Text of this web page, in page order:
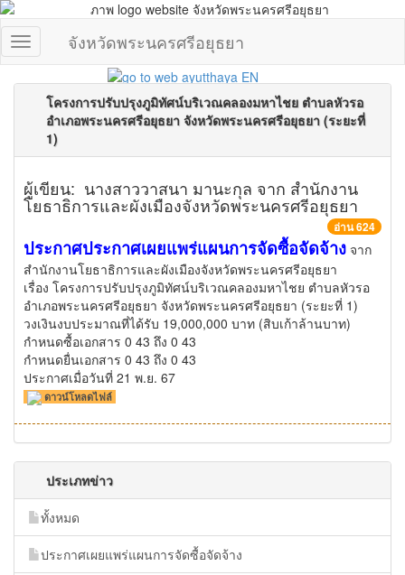
จังหวัดพระนครศรีอยุธยา
โครงการปรับปรุงภูมิทัศน์บริเวณคลองมหาไชย ตำบลหัวรอ
อำเภอพระนครศรีอยุธยา จังหวัดพระนครศรีอยุธยา (ระยะที่
1)
ผู้เขียน: นางสาววาสนา มานะกุล จาก สำนักงาน
โยธาธิการและผังเมืองจังหวัดพระนครศรีอยุธยา
อ่าน 624
ประกาศประกาศเผยแพร่แผนการจัดซื้อจัดจ้าง จาก
สำนักงานโยธาธิการและผังเมืองจังหวัดพระนครศรีอยุธยา
เรื่อง โครงการปรับปรุงภูมิทัศน์บริเวณคลองมหาไชย ตำบลหัวรอ
อำเภอพระนครศรีอยุธยา จังหวัดพระนครศรีอยุธยา (ระยะที่ 1)
วงเงินงบประมาณที่ได้รับ 19,000,000 บาท (สิบเก้าล้านบาท)
กำหนดซื้อเอกสาร 0 43 ถึง 0 43
กำหนดยื่นเอกสาร 0 43 ถึง 0 43
ประกาศเมื่อวันที่ 21 พ.ย. 67
ดาวน์โหลดไฟล์
ประเภทข่าว
ทั้งหมด
ประกาศเผยแพร่แผนการจัดซื้อจัดจ้าง